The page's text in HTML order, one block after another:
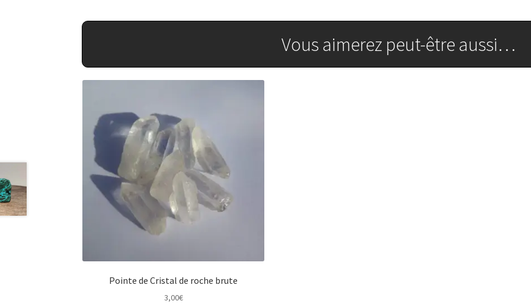
Vous aimerez peut-être aussi…
Pointe de Cristal de roche brute
3,00€